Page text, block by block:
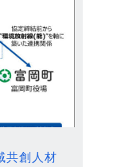
共創人材